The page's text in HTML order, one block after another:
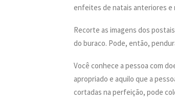
enfeites de natais anteriores e
Recorte as imagens dos
do buraco. Pode, então,
Você conhece a pessoa com
apropriado e aquilo que a
cortadas na perfeição, pode